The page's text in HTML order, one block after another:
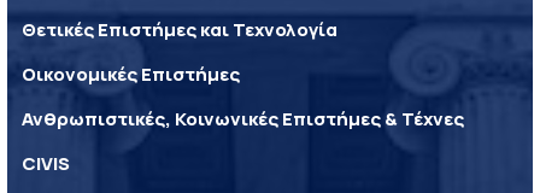
Θετικές Επιστήμες και Τεχνολογία
Οικονομικές Επιστήμες
Ανθρωπιστικές, Κοινωνικές Επιστήμες & Τέχνες
CIVIS